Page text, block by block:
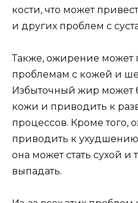
кости, что может
и других проблем с
Также, ожирение может
проблемам с кожей и
Избыточный жир может
кожи и приводить к
процессов. Кроме того,
приводить к
она может стать сухой и
выпадать.